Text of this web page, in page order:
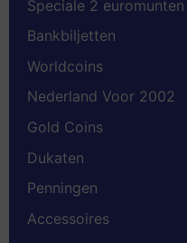
Speciale 2 euromunten
Bankbiljetten
Worldcoins
Nederland Voor 2002
Gold Coins
Dukaten
Penningen
Accessoires